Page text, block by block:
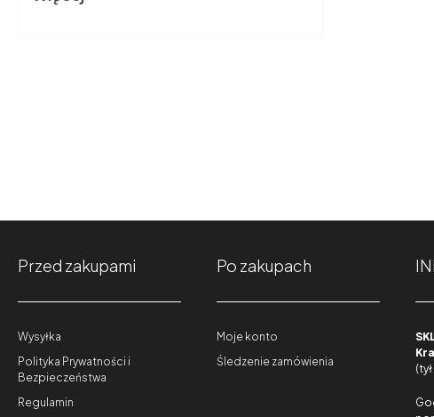
Przed zakupami
Wysyłka
Polityka Prywatności i
Bezpieczeństwa
Regulamin
Po zakupach
Moje konto
Śledzenie zamówienia